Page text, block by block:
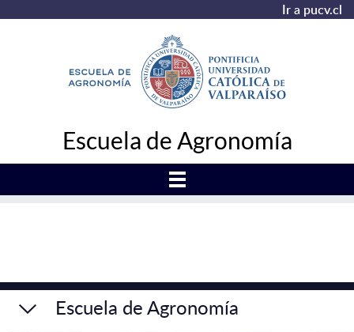
Ir a pucv.cl
Escuela de Agronomía
Escuela de Agronomía